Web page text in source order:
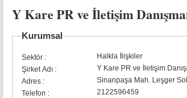
Y Kare PR ve İletişim
Kurumsal
Sektör :
Halkla İlişkiler
Şirket Adı :
Y Kare PR ve İletişim
Adres :
Sinanpaşa Mah. Leşger
Telefon :
2122596459